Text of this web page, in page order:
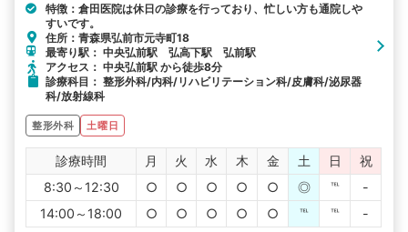
特徴：倉田医院は休日の診療を行っており、忙しい方も通院しや
すいです。
住所：青森県弘前市元寺町18
最寄り駅： 中央弘前駅 弘高下駅 弘前駅
アクセス： 中央弘前駅 から徒歩8分
診療科目： 整形外科/内科/リハビリテーション科/皮膚科/泌尿器
科/放射線科
整形外科 土曜日
診療時間 月 火 水 木 金 土 日
祝
8:30～12:30
○ ○ ○ ○ ○ ◎ ℡
-
14:00～18:00
○ ○ ○ ○ ○ ℡ ℡ -